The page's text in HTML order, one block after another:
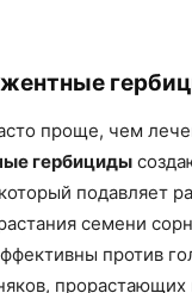
проще, чем
гербициды
подавляет
семени
против
прорастающих